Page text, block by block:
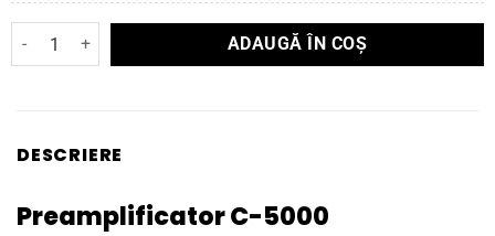
Cantitate Preamplificator Yamaha C-5000
ADAUGĂ ÎN COȘ
DESCRIERE
Preamplificator C-5000